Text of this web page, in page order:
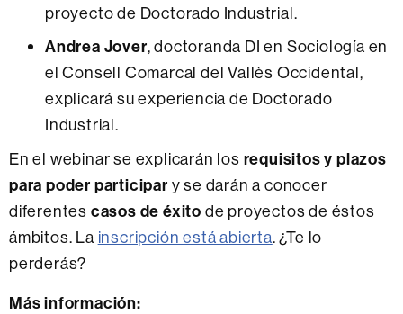
proyecto de Doctorado Industrial.
Andrea Jover, doctoranda DI en Sociología en
el Consell Comarcal del Vallès Occidental,
explicará su experiencia de Doctorado
Industrial.
En el webinar se explicarán los requisitos y plazos
para poder participar y se darán a conocer
diferentes casos de éxito de proyectos de éstos
ámbitos. La inscripción está abierta. ¿Te lo
perderás?
Más información: